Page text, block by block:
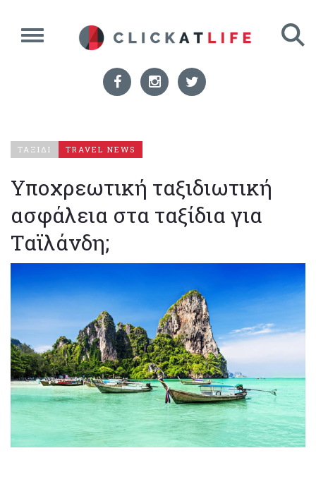
ΤΑΞΙΔΙ TRAVEL NEWS
Υποχρεωτική ταξιδιωτική
ασφάλεια στα ταξίδια για
Ταϊλάνδη;